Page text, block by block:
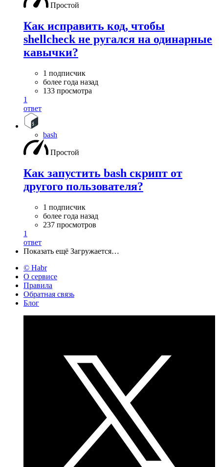
Простой
Как исправить код, чтобы
shellcheck не ругался на одинарные
кавычки?
1 подписчик
более года назад
133 просмотра
1
ответ
bash
Простой
Как запустить bash скрипт от
другого пользователя?
1 подписчик
более года назад
237 просмотров
1
ответ
Показать ещё Загружается…
© Habr
О сервисе
Правила
Обратная связь
Блог